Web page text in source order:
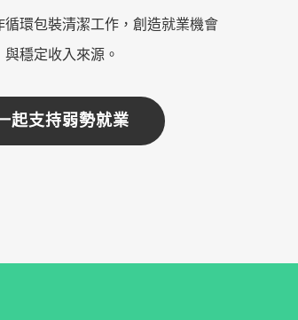
循環包裝清潔工作，創造就業機會
與穩定收入來源。
起支持弱勢就業